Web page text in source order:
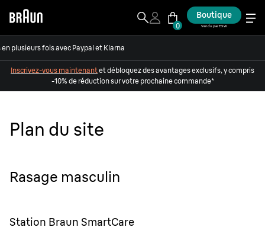
0
Boutique
Vendu par ESW
plusieurs fois avec Paypal et Klarna
Inscrivez-vous maintenantet débloquez des avantages exclusifs, y compris
-10% de réduction sur votre prochaine commande*
Plan du site
Rasage masculin
Station Braun SmartCare